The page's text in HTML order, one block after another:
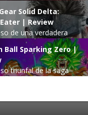
Solid Delta:
| Review
de una verdadera
Ball Sparking Zero |
triunfal de la saga